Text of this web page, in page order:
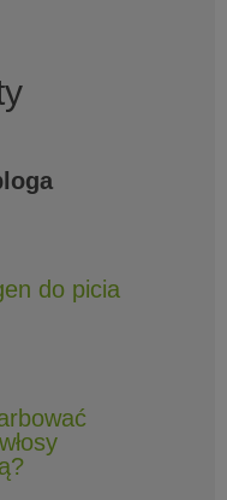
do picia